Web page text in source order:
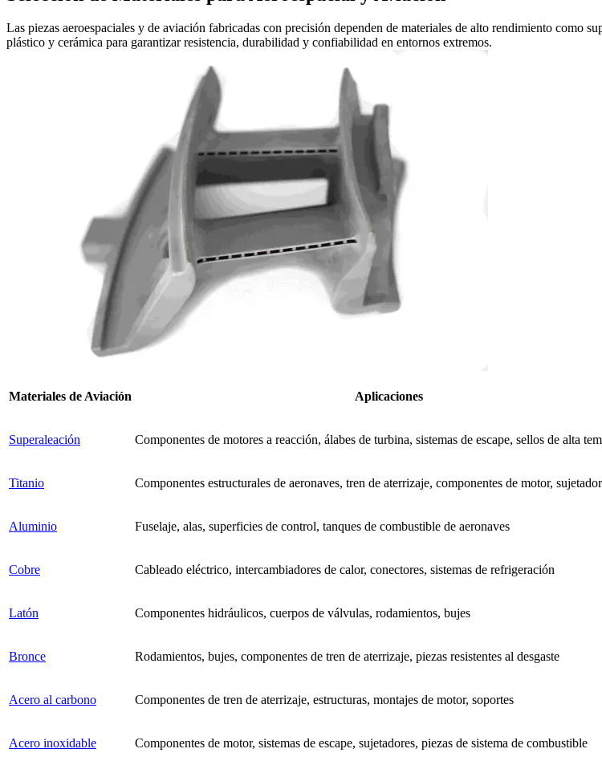
Las piezas aeroespaciales y de aviación fabricadas con precisión dependen de materiales de alto rendimiento como
plástico y cerámica para garantizar resistencia, durabilidad y confiabilidad en entornos extremos.
Materiales de Aviación Aplicaciones
Superaleación Componentes de motores a reacción, álabes de turbina, sistemas de escape, sellos de alta
Titanio Componentes estructurales de aeronaves, tren de aterrizaje, componentes de motor,
Aluminio Fuselaje, alas, superficies de control, tanques de combustible de aeronaves
Cobre Cableado eléctrico, intercambiadores de calor, conectores, sistemas de refrigeración
Latón Componentes hidráulicos, cuerpos de válvulas, rodamientos, bujes
Bronce Rodamientos, bujes, componentes de tren de aterrizaje, piezas resistentes al desgaste
Acero al carbono Componentes de tren de aterrizaje, estructuras, montajes de motor, soportes
Acero inoxidable Componentes de motor, sistemas de escape, sujetadores, piezas de sistema de combustible